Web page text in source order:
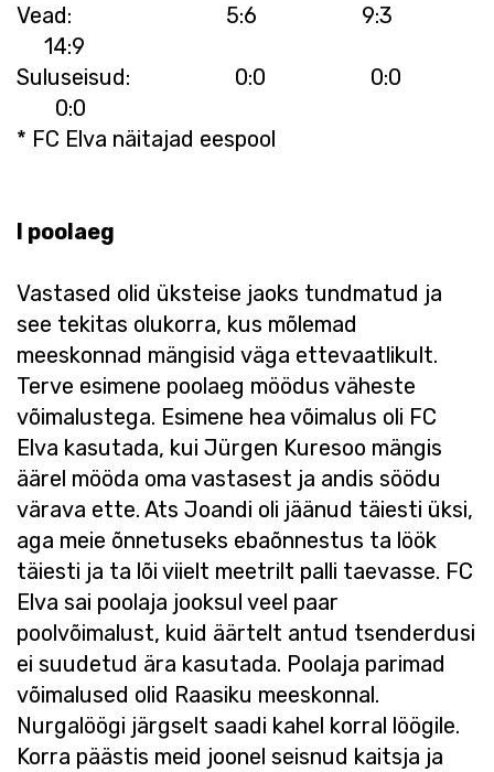
Vead: 5:6 9:3
14:9
Suluseisud: 0:0 0:0
0:0
* FC Elva näitajad eespool
I poolaeg
Vastased olid üksteise jaoks tundmatud ja
see tekitas olukorra, kus mõlemad
meeskonnad mängisid väga ettevaatlikult.
Terve esimene poolaeg möödus väheste
võimalustega. Esimene hea võimalus oli FC
Elva kasutada, kui Jürgen Kuresoo mängis
äärel mööda oma vastasest ja andis söödu
värava ette. Ats Joandi oli jäänud täiesti üksi,
aga meie õnnetuseks ebaõnnestus ta löök
täiesti ja ta lõi viielt meetrilt palli taevasse. FC
Elva sai poolaja jooksul veel paar
poolvõimalust, kuid äärtelt antud tsenderdusi
ei suudetud ära kasutada. Poolaja parimad
võimalused olid Raasiku meeskonnal.
Nurgalöögi järgselt saadi kahel korral löögile.
Korra päästis meid joonel seisnud kaitsja ja